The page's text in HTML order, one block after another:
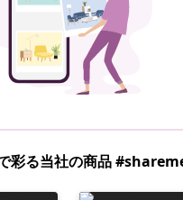
彩る当社の商品